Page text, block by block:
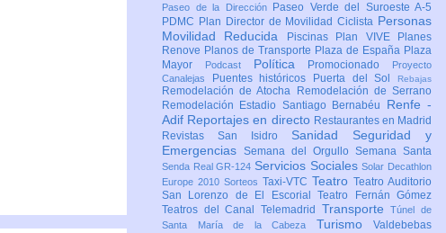
Paseo de la Dirección
Paseo Verde del Suroeste A-5
PDMC Plan Director de Movilidad Ciclista Personas
Movilidad Reducida
Piscinas Plan VIVE
Planes
Renove Planos de Transporte Plaza de España Plaza
Mayor
Podcast Política Promocionado
Proyecto
Canalejas
Puentes históricos Puerta del Sol Rebajas
Remodelación de Atocha
Remodelación de Serrano
Remodelación Estadio Santiago Bernabéu Renfe -
Adif Reportajes en directo Restaurantes en Madrid
Revistas San Isidro Sanidad Seguridad y
Emergencias Semana del Orgullo Semana Santa
Senda Real GR-124 Servicios SocialesSolar Decathlon
Europe 2010 Sorteos Taxi-VTC Teatro Teatro Auditorio
San Lorenzo de El EscorialTeatro Fernán Gómez
Teatros del Canal Telemadrid TransporteTúnel de
Santa María de la Cabeza Turismo Valdebebas